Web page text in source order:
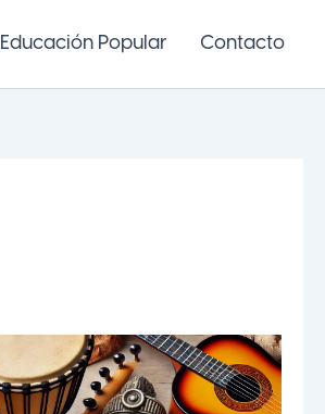
Educación Popular Contacto